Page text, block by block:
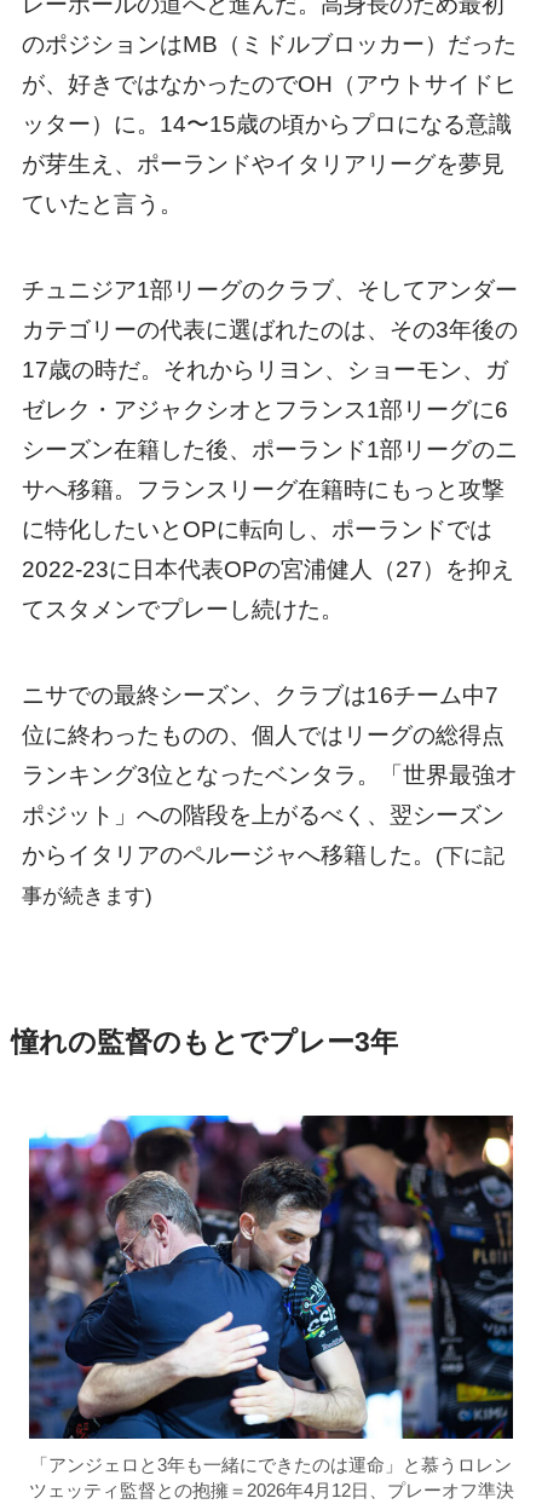
のポジションはMB（ミドルブロッカー）だった
が、好きではなかったのでOH（アウトサイドヒ
ッター）に。14〜15歳の頃からプロになる意識
が芽生え、ポーランドやイタリアリーグを夢見
ていたと言う。
チュニジア1部リーグのクラブ、そしてアンダー
カテゴリーの代表に選ばれたのは、その3年後の
17歳の時だ。それからリヨン、ショーモン、ガ
ゼレク・アジャクシオとフランス1部リーグに6
シーズン在籍した後、ポーランド1部リーグのニ
サへ移籍。フランスリーグ在籍時にもっと攻撃
に特化したいとOPに転向し、ポーランドでは
2022-23に日本代表OPの宮浦健人（27）を抑え
てスタメンでプレーし続けた。
ニサでの最終シーズン、クラブは16チーム中7
位に終わったものの、個人ではリーグの総得点
ランキング3位となったベンタラ。「世界最強オ
ポジット」への階段を上がるべく、翌シーズン
からイタリアのペルージャへ移籍した。
(下に記
事が続きます)
憧れの監督のもとでプレー3年
「アンジェロと3年も一緒にできたのは運命」と慕うロレン
ツェッティ監督との抱擁＝2026年4月12日、プレーオフ準決